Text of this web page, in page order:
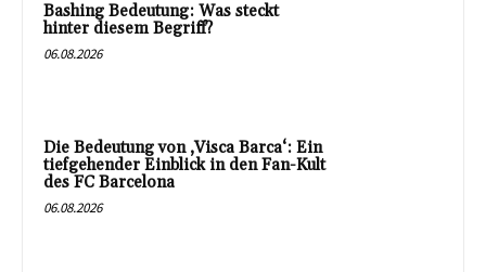
Bashing Bedeutung: Was steckt
hinter diesem Begriff?
06.08.2026
Die Bedeutung von ‚Visca Barca‘: Ein
tiefgehender Einblick in den Fan-Kult
des FC Barcelona
06.08.2026